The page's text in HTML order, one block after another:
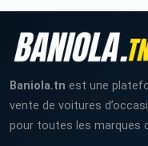
Baniola.tn est une
vente de voitures
pour toutes les marques